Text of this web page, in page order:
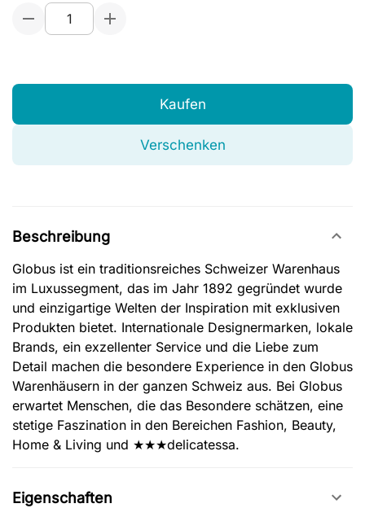
Kaufen
Verschenken
Beschreibung
Globus ist ein traditionsreiches Schweizer Warenhaus
im Luxussegment, das im Jahr 1892 gegründet wurde
und einzigartige Welten der Inspiration mit exklusiven
Produkten bietet. Internationale Designermarken, lokale
Brands, ein exzellenter Service und die Liebe zum
Detail machen die besondere Experience in den Globus
Warenhäusern in der ganzen Schweiz aus. Bei Globus
erwartet Menschen, die das Besondere schätzen, eine
stetige Faszination in den Bereichen Fashion, Beauty,
Home & Living und ★★★delicatessa.
Eigenschaften